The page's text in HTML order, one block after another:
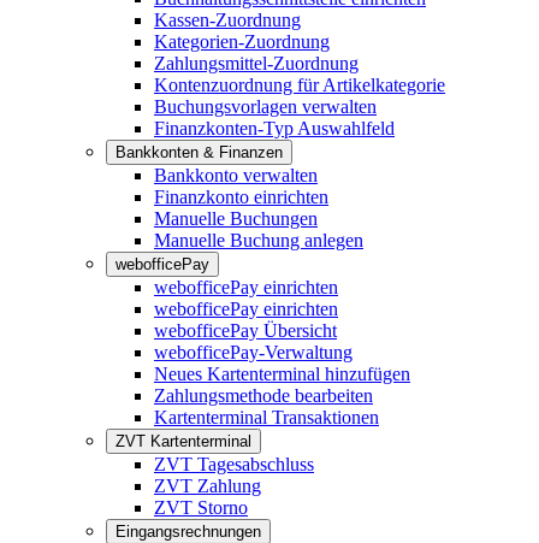
Kassen-Zuordnung
Kategorien-Zuordnung
Zahlungsmittel-Zuordnung
Kontenzuordnung für Artikelkategorie
Buchungsvorlagen verwalten
Finanzkonten-Typ Auswahlfeld
Bankkonten & Finanzen
Bankkonto verwalten
Finanzkonto einrichten
Manuelle Buchungen
Manuelle Buchung anlegen
webofficePay
webofficePay einrichten
webofficePay einrichten
webofficePay Übersicht
webofficePay-Verwaltung
Neues Kartenterminal hinzufügen
Zahlungsmethode bearbeiten
Kartenterminal Transaktionen
ZVT Kartenterminal
ZVT Tagesabschluss
ZVT Zahlung
ZVT Storno
Eingangsrechnungen